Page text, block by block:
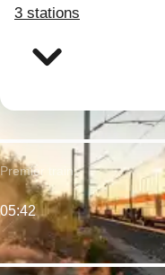
3 stations
Premier train:
05:42